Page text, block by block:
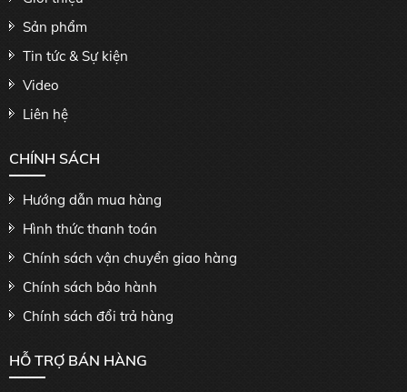
Sản phẩm
Tin tức & Sự kiện
Video
Liên hệ
CHÍNH SÁCH
Hướng dẫn mua hàng
Hình thức thanh toán
Chính sách vận chuyển giao hàng
Chính sách bảo hành
Chính sách đổi trả hàng
HỖ TRỢ BÁN HÀNG